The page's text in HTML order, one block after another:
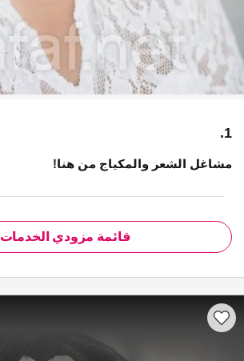
1.
مشاغل الشعر والمكياج من هنا!
قائمة مزودي الخدمات